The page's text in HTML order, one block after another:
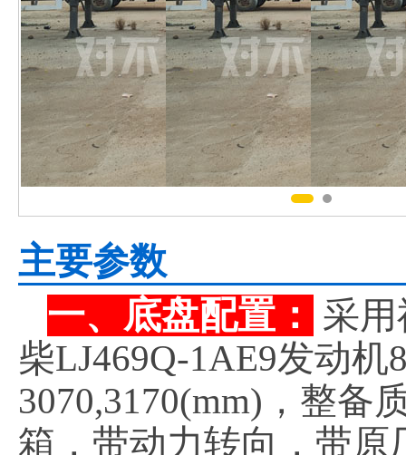
主要参数
一、底盘配置：
采用
柴LJ469Q-1AE9发动
3070,3170(mm)，整备
箱，带动力转向，带